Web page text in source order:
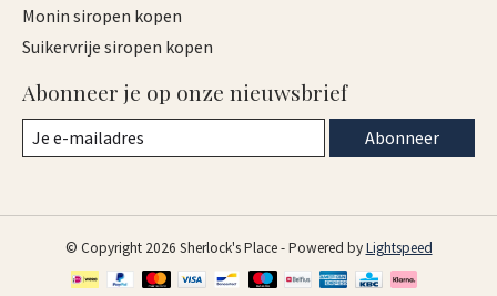
Monin siropen kopen
Suikervrije siropen kopen
Abonneer je op onze nieuwsbrief
Abonneer
© Copyright 2026 Sherlock's Place - Powered byLightspeed